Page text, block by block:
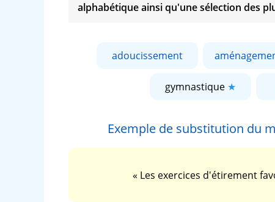
alphabétique ainsi qu'une sélection des
adoucissement
gymnastique
Exemple de substitution du
« Les exercices d'étirement